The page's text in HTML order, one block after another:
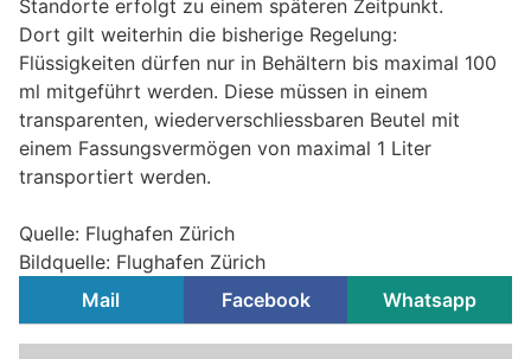
Standorte erfolgt zu einem späteren Zeitpunkt.
Dort gilt weiterhin die bisherige Regelung:
Flüssigkeiten dürfen nur in Behältern bis maximal 100
ml mitgeführt werden. Diese müssen in einem
transparenten, wiederverschliessbaren Beutel mit
einem Fassungsvermögen von maximal 1 Liter
transportiert werden.
Quelle: Flughafen Zürich
Bildquelle: Flughafen Zürich
Mail
Facebook Whatsapp